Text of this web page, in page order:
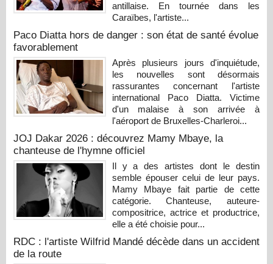
antillaise. En tournée dans les
Caraïbes, l'artiste...
Paco Diatta hors de danger : son état de santé évolue
favorablement
Après plusieurs jours d'inquiétude,
les nouvelles sont désormais
rassurantes concernant l'artiste
international Paco Diatta. Victime
d'un malaise à son arrivée à
l'aéroport de Bruxelles-Charleroi...
JOJ Dakar 2026 : découvrez Mamy Mbaye, la
chanteuse de l'hymne officiel
Il y a des artistes dont le destin
semble épouser celui de leur pays.
Mamy Mbaye fait partie de cette
catégorie. Chanteuse, auteure-
compositrice, actrice et productrice,
elle a été choisie pour...
RDC : l'artiste Wilfrid Mandé décède dans un accident
de la route